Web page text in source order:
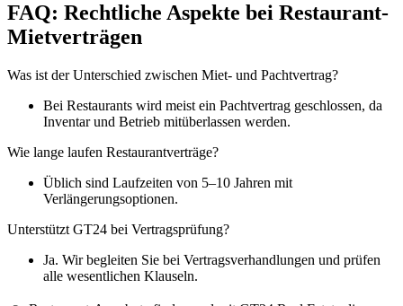
FAQ: Rechtliche Aspekte bei Restaurant-
Mietverträgen
Was ist der Unterschied zwischen Miet- und Pachtvertrag?
Bei Restaurants wird meist ein Pachtvertrag geschlossen, da
Inventar und Betrieb mitüberlassen werden.
Wie lange laufen Restaurantverträge?
Üblich sind Laufzeiten von 5–10 Jahren mit
Verlängerungsoptionen.
Unterstützt GT24 bei Vertragsprüfung?
Ja. Wir begleiten Sie bei Vertragsverhandlungen und prüfen
alle wesentlichen Klauseln.